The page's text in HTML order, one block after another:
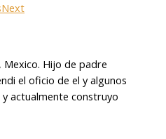
Next
Mexico. Hijo de padre
el oficio de el y algunos
actualmente construyo